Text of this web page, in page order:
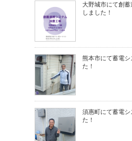
大野城市にて創
しました！
熊本市にて蓄電
た！
須惠町にて蓄電
た！